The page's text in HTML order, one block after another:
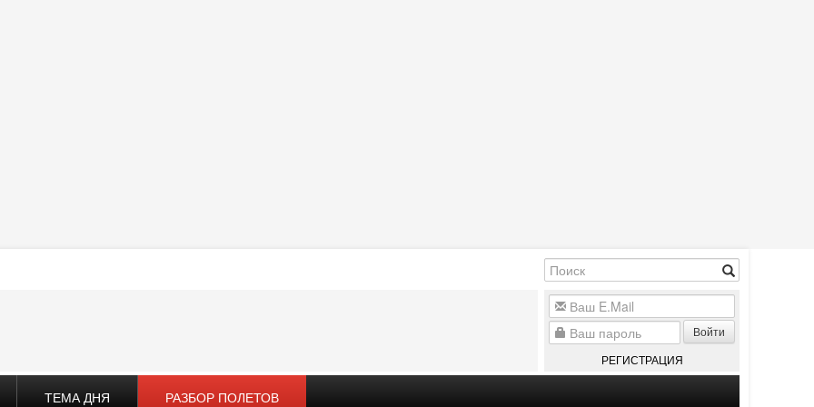
Войти
РЕГИСТРАЦИЯ
ТЕМА ДНЯ РАЗБОР ПОЛЕТОВ